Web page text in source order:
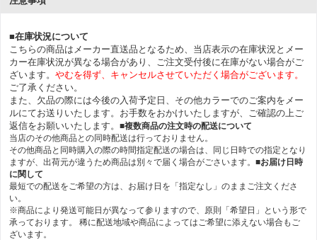
■在庫状況について
こちらの商品はメーカー直送品となるため、当店表示の在庫状況とメー
カー在庫状況が異なる場合があり、ご注文受付後に在庫がない場合がご
ざいます。 やむを得ず、キャンセルさせていただく場合がございます。
ご了承ください。
また、欠品の際には今後の入荷予定日、その他カラーでのご案内をメー
ルにてお送りいたします。お手数をおかけいたしますが、ご確認の上ご
返信をお願いいたします。 ■複数商品の注文時の配送について
当店のその他商品との同時配送は行っておりません。
その他商品と同時購入の際の時間指定配送の場合は、同じ日時での指定となり
ますが、出荷元が違うため商品は別々で届く場合がごさいます。 ■お届け日時
に関して
最短での配送をご希望の方は、お届け日を「指定なし」のままご注文くださ
い。
※商品により発送可能日が異なって参りますので、原則「希望日」という形で
承っております。 稀に配送地域や商品によってはご希望に添えない場合もご
ざいます。